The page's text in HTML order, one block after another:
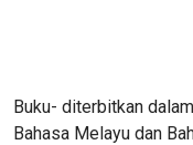
Buku- diterbitkan
Bahasa Melayu dan